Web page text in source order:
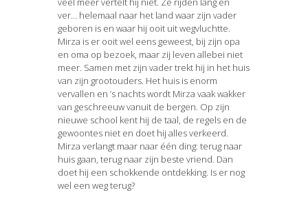
ver… helemaal naar het land waar zijn vader
geboren is en waar hij ooit uit wegvluchtte.
Mirza is er ooit wel eens geweest, bij zijn opa
en oma op bezoek, maar zij leven allebei niet
meer. Samen met zijn vader trekt hij in het huis
van zijn grootouders. Het huis is enorm
vervallen en ’s nachts wordt Mirza vaak wakker
van geschreeuw vanuit de bergen. Op zijn
nieuwe school kent hij de taal, de regels en de
gewoontes niet en doet hij alles verkeerd.
Mirza verlangt maar naar één ding: terug naar
huis gaan, terug naar zijn beste vriend. Dan
doet hij een schokkende ontdekking. Is er nog
wel een weg terug?